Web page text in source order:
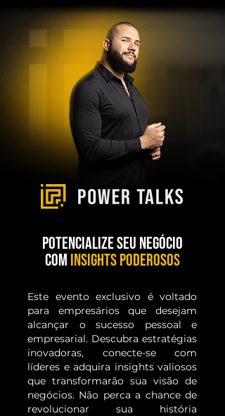
Potencialize seu negócio
com insights poderosos
Este evento exclusivo é voltado
para empresários que desejam
alcançar o sucesso pessoal e
empresarial. Descubra estratégias
inovadoras, conecte-se com
líderes e adquira insights valiosos
que transformarão sua visão de
negócios. Não perca a chance de
revolucionar sua história